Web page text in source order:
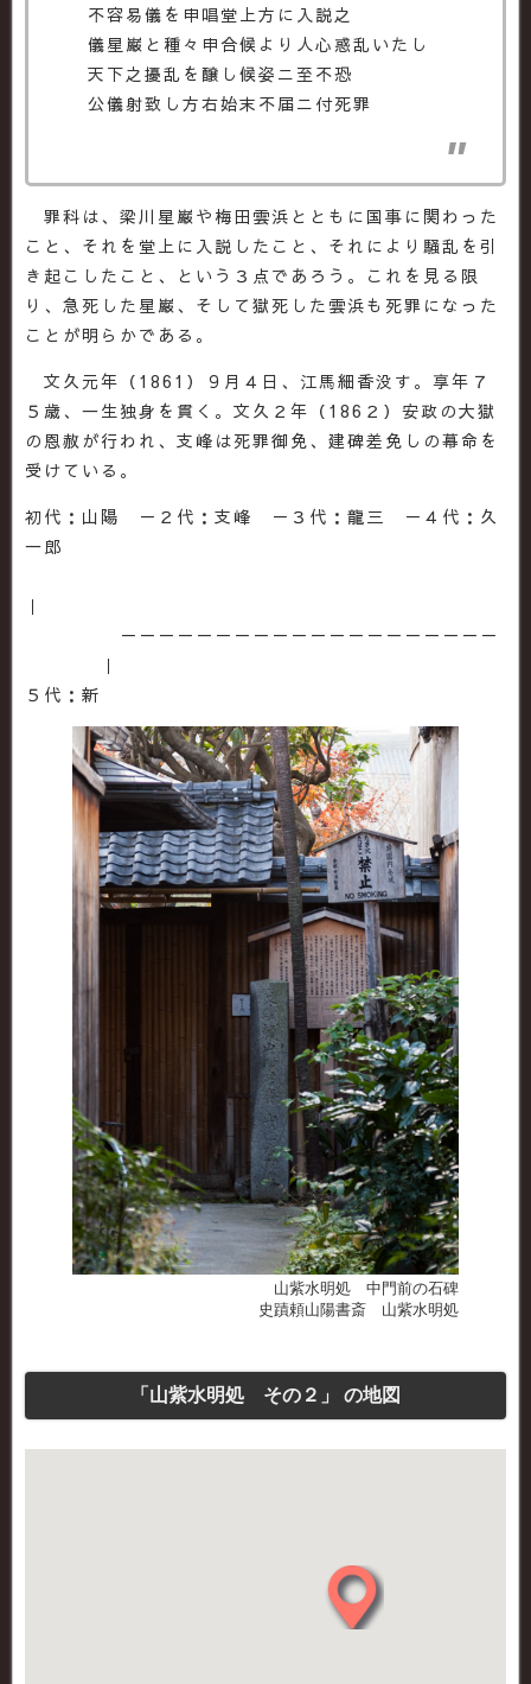
不容易儀を申唱堂上方に入説之
儀星巌と種々申合候より人心惑乱いたし
天下之擾乱を醸し候姿ニ至不恐
公儀射致し方右始末不届ニ付死罪
罪科は、梁川星巌や梅田雲浜とともに国事に関わった
こと、それを堂上に入説したこと、それにより騒乱を引
き起こしたこと、という３点であろう。これを見る限
り、急死した星巌、そして獄死した雲浜も死罪になった
ことが明らかである。
文久元年（1861）９月４日、江馬細香没す。享年７
５歳、一生独身を貫く。文久２年（186２）安政の大獄
の恩赦が行われ、支峰は死罪御免、建碑差免しの幕命を
受けている。
初代：山陽 －２代：支峰 －３代：龍三 －４代：久
一郎
｜
－－－－－－－－－－－－－－－－－－－－
｜
５代：新
山紫水明処 中門前の石碑
史蹟頼山陽書斎 山紫水明処
「山紫水明処 その２」 の地図